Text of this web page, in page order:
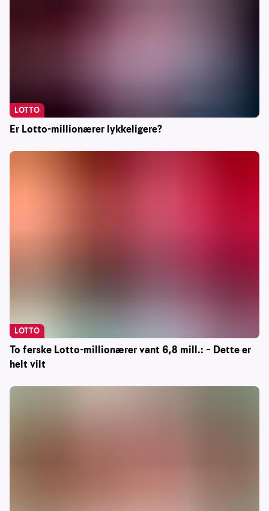
Er Lotto-millionærer lykkeligere?
LOTTO
To ferske Lotto-millionærer vant 6,8 mill.: – Dette er
helt vilt
LOTTO